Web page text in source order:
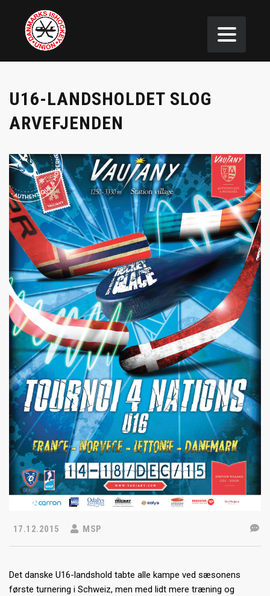
U16-LANDSHOLDET SLOG
ARVEFJENDEN
17.12.2015 MSP
Det danske U16-landshold tabte alle kampe ved sæsonens
første turnering i Schweiz, men med lidt mere træning og